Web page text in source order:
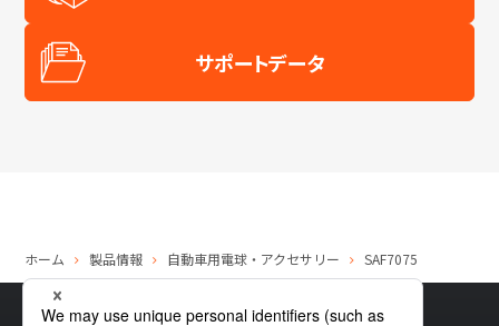
サポートデータ
ホーム 製品情報 自動車用電球・アクセサリー SAF7075